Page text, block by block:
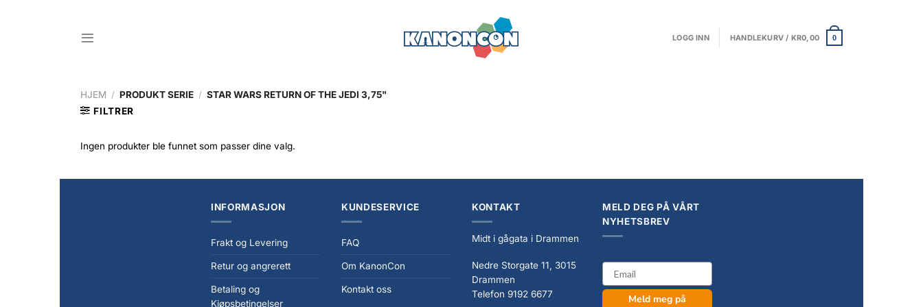
content
LOGG INN HANDLEKURV / KR0,00 0
HJEM / PRODUKT SERIE / STAR WARS RETURN OF THE JEDI 3,75"
FILTRER
Ingen produkter ble funnet som passer dine valg.
INFORMASJON
Frakt og Levering
Retur og angrerett
Betaling og
Kjøpsbetingelser
KUNDESERVICE
FAQ
Om KanonCon
Kontakt oss
KONTAKT
Midt i gågata i Drammen
Nedre Storgate 11, 3015
Drammen
Telefon 9192 6677
MELD DEG PÅ VÅRT
NYHETSBREV
email
Meld meg på